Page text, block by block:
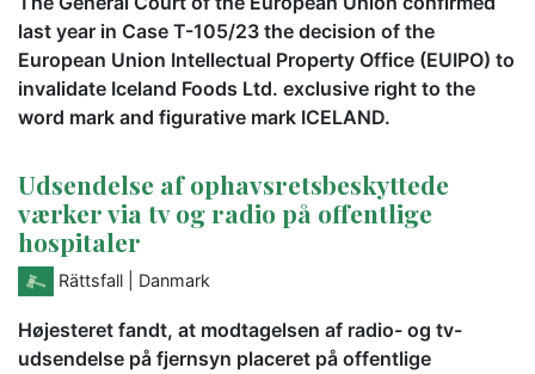
last year in Case T-105/23 the decision of the
European Union Intellectual Property Office (EUIPO) to
invalidate Iceland Foods Ltd. exclusive right to the
word mark and figurative mark ICELAND.
Udsendelse af ophavsretsbeskyttede
værker via tv og radio på offentlige
hospitaler
Rättsfall | Danmark
Højesteret fandt, at modtagelsen af radio- og tv-
udsendelse på fjernsyn placeret på offentlige